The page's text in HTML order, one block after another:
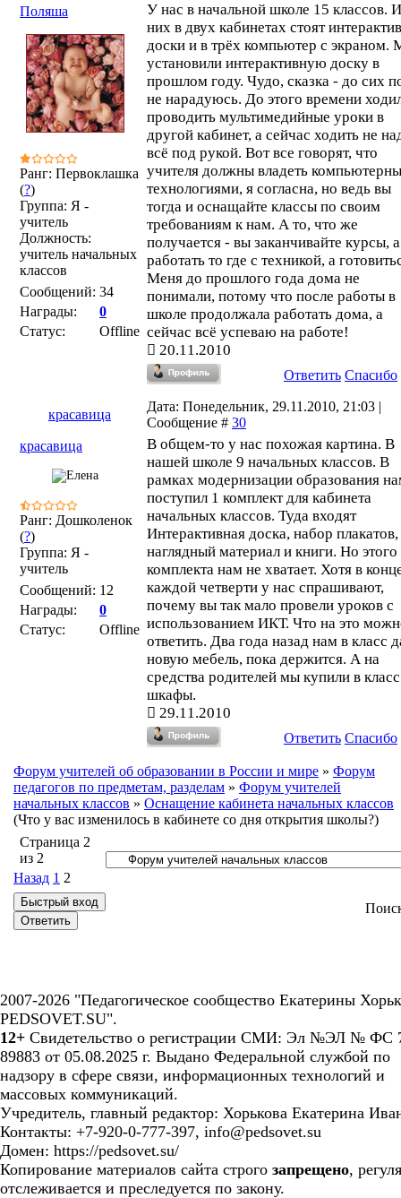
Поляша
Ранг: Первоклашка
(?)
Группа: Я -
учитель
Должность:
учитель начальных
классов
Сообщений: 34
Награды:
0
Статус:
Offline
У нас в начальной школе 15 классов.
них в двух кабинетах стоят
доски и в трёх компьютер с экраном.
установили интерактивную доску в
прошлом году. Чудо, сказка - до сих
не нарадуюсь. До этого времени
проводить мультимедийные уроки в
другой кабинет, а сейчас ходить не
всё под рукой. Вот все говорят, что
учителя должны владеть
технологиями, я согласна, но ведь вы
тогда и оснащайте классы по своим
требованиям к нам. А то, что же
получается - вы заканчивайте курсы, а
работать то где с техникой, а
Меня до прошлого года дома не
понимали, потому что после работы в
школе продолжала работать дома, а
сейчас всё успеваю на работе!
20.11.2010
Ответить Спасибо
красавица
Дата: Понедельник, 29.11.2010, 21:03 |
Сообщение # 30
красавица
Ранг: Дошколенок
(?)
Группа: Я -
учитель
Сообщений: 12
Награды:
0
Статус:
Offline
В общем-то у нас похожая картина. В
нашей школе 9 начальных классов. В
рамках модернизации образования
поступил 1 комплект для кабинета
начальных классов. Туда входят
Интерактивная доска, набор плакатов,
наглядный материал и книги. Но этого
комплекта нам не хватает. Хотя в
каждой четверти у нас спрашивают,
почему вы так мало провели уроков с
использованием ИКТ. Что на это
ответить. Два года назад нам в класс
новую мебель, пока держится. А на
средства родителей мы купили в класс
шкафы.
29.11.2010
Ответить Спасибо
Форум учителей об образовании в России и мире » Форум
педагогов по предметам, разделам » Форум учителей
начальных классов » Оснащение кабинета начальных классов
(Что у вас изменилось в кабинете со дня открытия школы?)
Страница 2
из 2
Назад 1 2
2007-2026 "Педагогическое сообщество Екатерины
PEDSOVET.SU".
12+ Свидетельство о регистрации СМИ: Эл №ЭЛ № ФС
89883 от 05.08.2025 г. Выдано Федеральной службой по
надзору в сфере связи, информационных технологий и
массовых коммуникаций.
Учредитель, главный редактор: Хорькова Екатерина
Контакты: +7-920-0-777-397, info@pedsovet.su
Домен: https://pedsovet.su/
Копирование материалов сайта строго запрещено,
отслеживается и преследуется по закону.